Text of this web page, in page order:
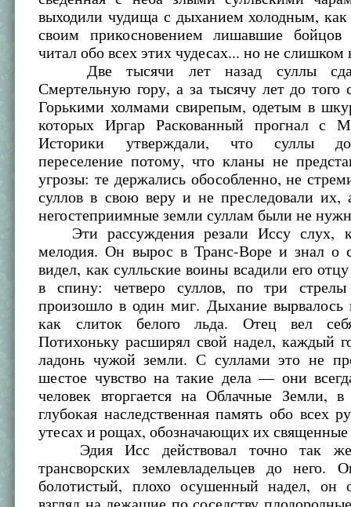
выходили чудища с дыханием холодным,
своим прикосновением лишавшие бойцов
читал обо всех этих чудесах... но не слишком
Две тысячи лет назад суллы
Смертельную гору, а за тысячу лет до того
Горькими холмами свирепым, одетым в
которых Иргар Раскованный прогнал с
Историки утверждали, что суллы
переселение потому, что кланы не
угрозы: те держались обособленно, не
суллов в свою веру и не преследовали их,
негостеприимные земли суллам были не
Эти рассуждения резали Иссу слух,
мелодия. Он вырос в Транс-Воре и знал о
видел, как сулльские воины всадили его
в спину: четверо суллов, по три
произошло в один миг. Дыхание вырвалось
как слиток белого льда. Отец вел
Потихоньку расширял свой надел, каждый
ладонь чужой земли. С суллами это не
шестое чувство на такие дела — они
человек вторгается на Облачные Земли,
глубокая наследственная память обо всех
утесах и рощах, обозначающих их
Эдия Исс действовал точно так
трансворских землевладельцев до него.
болотистый, плохо осушенный надел, он